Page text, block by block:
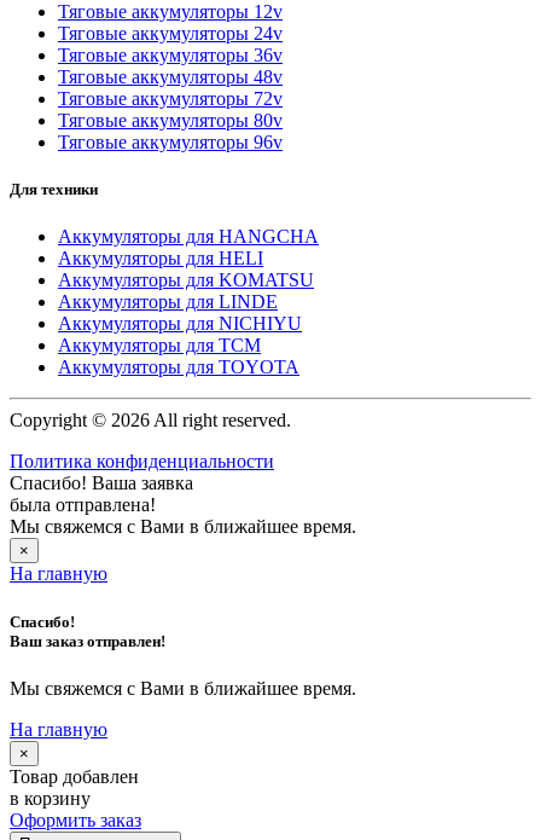
Тяговые аккумуляторы 12v
Тяговые аккумуляторы 24v
Тяговые аккумуляторы 36v
Тяговые аккумуляторы 48v
Тяговые аккумуляторы 72v
Тяговые аккумуляторы 80v
Тяговые аккумуляторы 96v
Для техники
Аккумуляторы для HANGCHA
Аккумуляторы для HELI
Аккумуляторы для KOMATSU
Аккумуляторы для LINDE
Аккумуляторы для NICHIYU
Аккумуляторы для TCM
Аккумуляторы для TOYOTA
Copyright © 2026 All right reserved.
Политика конфиденциальности
Спасибо! Ваша заявка
была отправлена!
Мы свяжемся с Вами в ближайшее время.
×
На главную
Спасибо!
Ваш заказ отправлен!
Мы свяжемся с Вами в ближайшее время.
На главную
×
Товар добавлен
в корзину
Оформить заказ